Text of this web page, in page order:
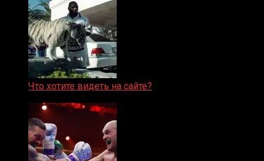
Что хотите видеть на сайте?